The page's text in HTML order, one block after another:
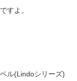
すよ。
ル(Lindoシリーズ)